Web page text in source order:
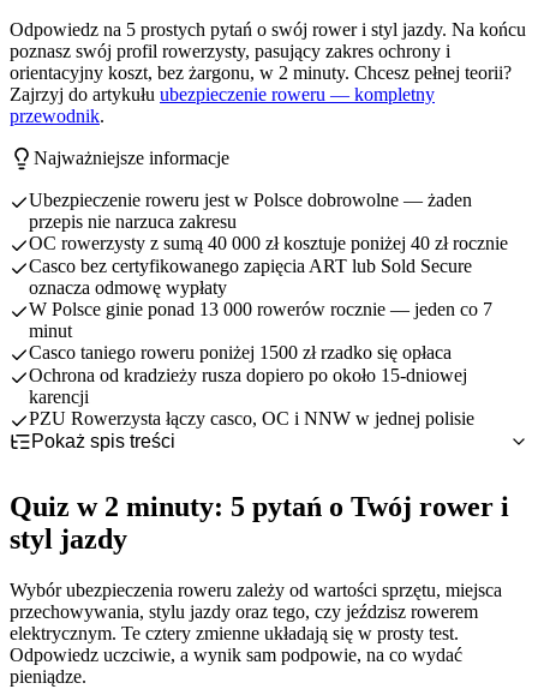
Odpowiedz na 5 prostych pytań o swój rower i styl jazdy. Na końcu
poznasz swój profil rowerzysty, pasujący zakres ochrony i
orientacyjny koszt, bez żargonu, w 2 minuty. Chcesz pełnej teorii?
Zajrzyj do artykułu ubezpieczenie roweru — kompletny
przewodnik.
Najważniejsze informacje
Ubezpieczenie roweru jest w Polsce dobrowolne — żaden
przepis nie narzuca zakresu
OC rowerzysty z sumą 40 000 zł kosztuje poniżej 40 zł rocznie
Casco bez certyfikowanego zapięcia ART lub Sold Secure
oznacza odmowę wypłaty
W Polsce ginie ponad 13 000 rowerów rocznie — jeden co 7
minut
Casco taniego roweru poniżej 1500 zł rzadko się opłaca
Ochrona od kradzieży rusza dopiero po około 15-dniowej
karencji
PZU Rowerzysta łączy casco, OC i NNW w jednej polisie
Pokaż spis treści
Czego naprawdę potrzebujesz: porównanie OC, NNW, casco i
assistance
Najczęstsze błędy przy wyborze polisy rowerowej
Quiz w 2 minuty: 5 pytań o Twój rower i
styl jazdy
Wybór ubezpieczenia roweru zależy od wartości sprzętu, miejsca
przechowywania, stylu jazdy oraz tego, czy jeździsz rowerem
elektrycznym. Te cztery zmienne układają się w prosty test.
Odpowiedz uczciwie, a wynik sam podpowie, na co wydać
pieniądze.